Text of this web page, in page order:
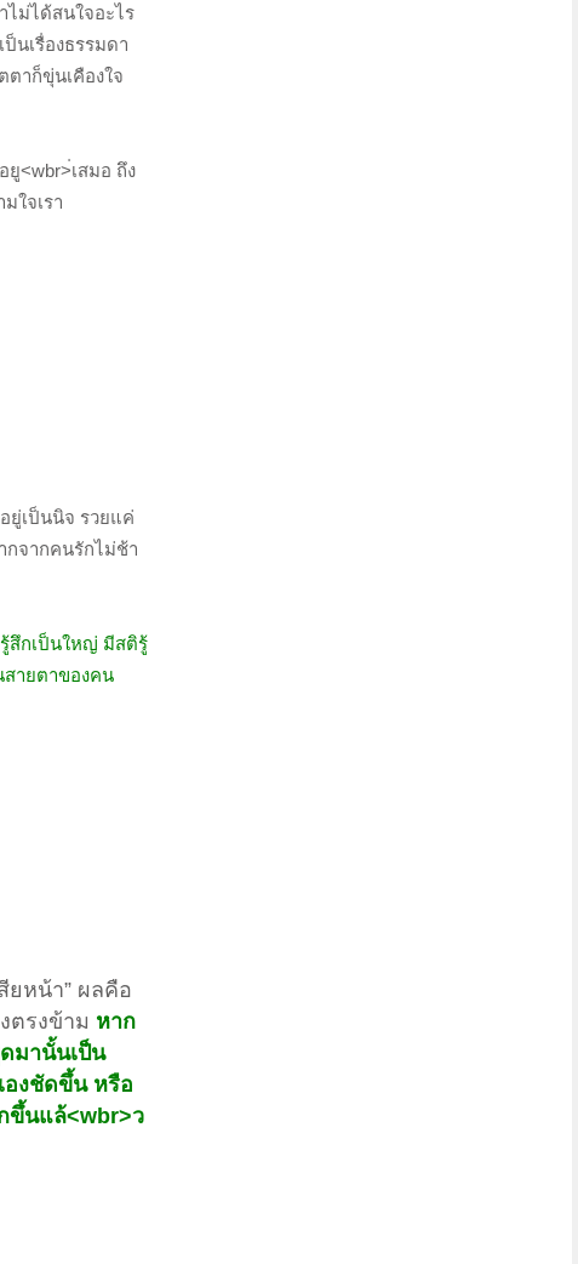
ไม่ได้สนใจอะไร
นเรื่องธรรมดา
าก็ขุ่นเคืองใจ
ยู<wbr>่เสมอ ถึง
ใจเรา
ยู่เป็นนิจ รวยแค่
กจากคนรักไม่ช้า
สึกเป็นใหญ่ มีสติรู้
สายตาของคน
ยหน้า” ผลคือ
ตรงข้าม หาก
มานั้นเป็น
องชัดขึ้น หรือ
ขึ้นแล้<wbr>ว